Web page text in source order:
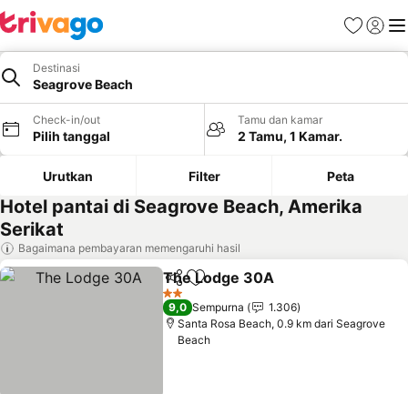
FavoritLogin
Destinasi
Seagrove Beach
Check-in/out
Pilih tanggal
Tamu dan kamar
2 Tamu, 1 Kamar.
Urutkan Filter Peta
Hotel pantai di Seagrove Beach, Amerika
Serikat
Bagaimana pembayaran memengaruhi hasil
BagikanTambahkan ke favorit
The Lodge 30A
2 Bintang
9,0 Sempurna
1.306
Santa Rosa Beach, 0.9 km dari Seagrove
Beach